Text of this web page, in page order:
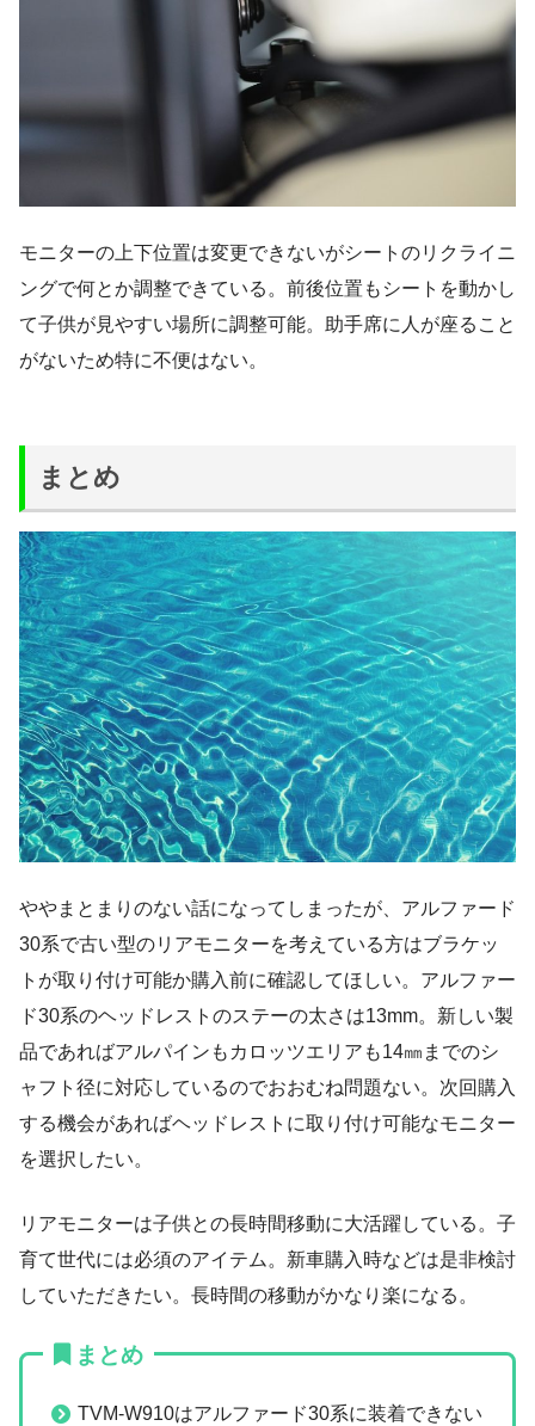
モニターの上下位置は変更できないがシートのリクライニ
ングで何とか調整できている。前後位置もシートを動かし
て子供が見やすい場所に調整可能。助手席に人が座ること
がないため特に不便はない。
まとめ
ややまとまりのない話になってしまったが、アルファード
30系で古い型のリアモニターを考えている方はブラケッ
トが取り付け可能か購入前に確認してほしい。アルファー
ド30系のヘッドレストのステーの太さは13mm。新しい製
品であればアルパインもカロッツエリアも14㎜までのシ
ャフト径に対応しているのでおおむね問題ない。次回購入
する機会があればヘッドレストに取り付け可能なモニター
を選択したい。
リアモニターは子供との長時間移動に大活躍している。子
育て世代には必須のアイテム。新車購入時などは是非検討
していただきたい。長時間の移動がかなり楽になる。
まとめ
TVM-W910はアルファード30系に装着できない